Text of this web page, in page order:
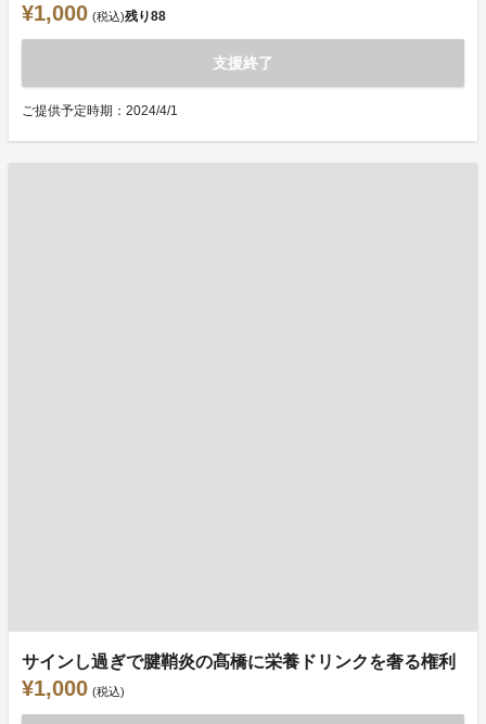
¥1,000 (税込)残り88
支援終了
ご提供予定時期：2024/4/1
サインし過ぎで腱鞘炎の髙橋に栄養ドリンクを奢る権利
¥1,000 (税込)